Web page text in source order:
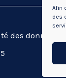
Afin
des
données